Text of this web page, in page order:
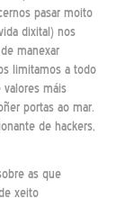
pasar moito
dixital) nos
manexar
limitamos a todo
valores máis
portas ao mar.
de hackers,
as que
xeito